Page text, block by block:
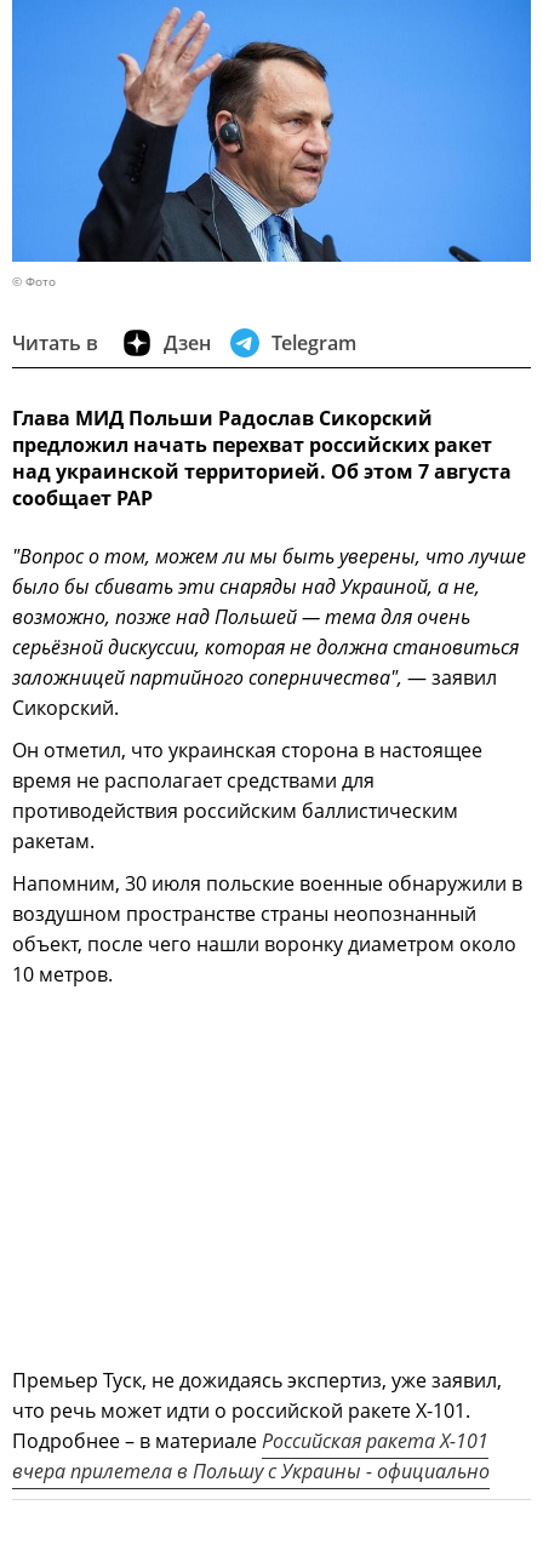
© Фото
Читать в Дзен Telegram
Глава МИД Польши Радослав Сикорский
предложил начать перехват российских ракет
над украинской территорией. Об этом 7 августа
сообщает PAP
"Вопрос о том, можем ли мы быть уверены, что лучше
было бы сбивать эти снаряды над Украиной, а не,
возможно, позже над Польшей — тема для очень
серьёзной дискуссии, которая не должна становиться
заложницей партийного соперничества", — заявил
Сикорский.
Он отметил, что украинская сторона в настоящее
время не располагает средствами для
противодействия российским баллистическим
ракетам.
Напомним, 30 июля польские военные обнаружили в
воздушном пространстве страны неопознанный
объект, после чего нашли воронку диаметром около
10 метров.
Премьер Туск, не дожидаясь экспертиз, уже заявил,
что речь может идти о российской ракете Х-101.
Подробнее – в материалеРоссийская ракета Х-101
вчера прилетела в Польшу с Украины - официально